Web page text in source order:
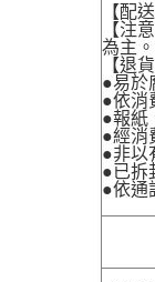
【配
【注
為主。
【退
●易於
●依消
●報紙
●經消
●非以
●已拆
●依通